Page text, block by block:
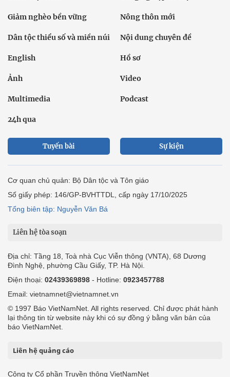
Giảm nghèo bền vững Nông thôn mới
Dân tộc thiểu số và miền núi Nội dung chuyên đề
English Hồ sơ
Ảnh Video
Multimedia Podcast
24h qua
Tuyến bài Sự kiện
Cơ quan chủ quản: Bộ Dân tộc và Tôn giáo
Số giấy phép: 146/GP-BVHTTDL, cấp ngày 17/10/2025
Tổng biên tập: Nguyễn Văn Bá
Liên hệ tòa soạn
Địa chỉ: Tầng 18, Toà nhà Cục Viễn thông (VNTA), 68 Dương
Đình Nghệ, phường Cầu Giấy, TP. Hà Nội.
Điện thoại: 02439369898 - Hotline: 0923457788
Email: vietnamnet@vietnamnet.vn
© 1997 Báo VietNamNet. All rights reserved. Chỉ được phát hành
lại thông tin từ website này khi có sự đồng ý bằng văn bản của
báo VietNamNet.
Liên hệ quảng cáo
Công ty Cổ phần Truyền thông VietNamNet